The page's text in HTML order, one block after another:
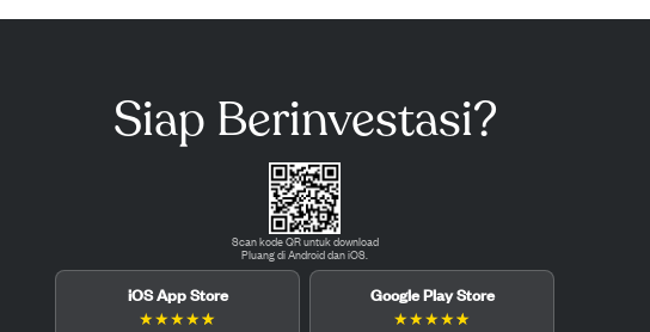
Siap Berinvestasi?
Scan kode QR untuk download
Pluang di Android dan iOS.
iOS App Store
★★★★★
Google Play Store
★★★★★